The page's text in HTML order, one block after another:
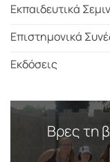
Εκπαιδευτικά
Επιστημονικά
Εκδόσεις
Βρες τη